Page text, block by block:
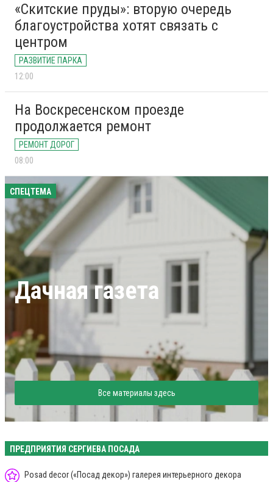
«Скитские пруды»: вторую очередь
благоустройства хотят связать с
центром
РАЗВИТИЕ ПАРКА
12:00
На Воскресенском проезде
продолжается ремонт
РЕМОНТ ДОРОГ
08:00
СПЕЦТЕМА
Дачная газета
Все материалы здесь
ПРЕДПРИЯТИЯ СЕРГИЕВА ПОСАДА
Posad decor («Посад декор») галерея интерьерного декора